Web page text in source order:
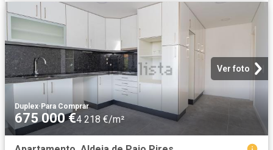
Ver foto
Duplex· Para Comprar
675 000 €4 218 €/m²